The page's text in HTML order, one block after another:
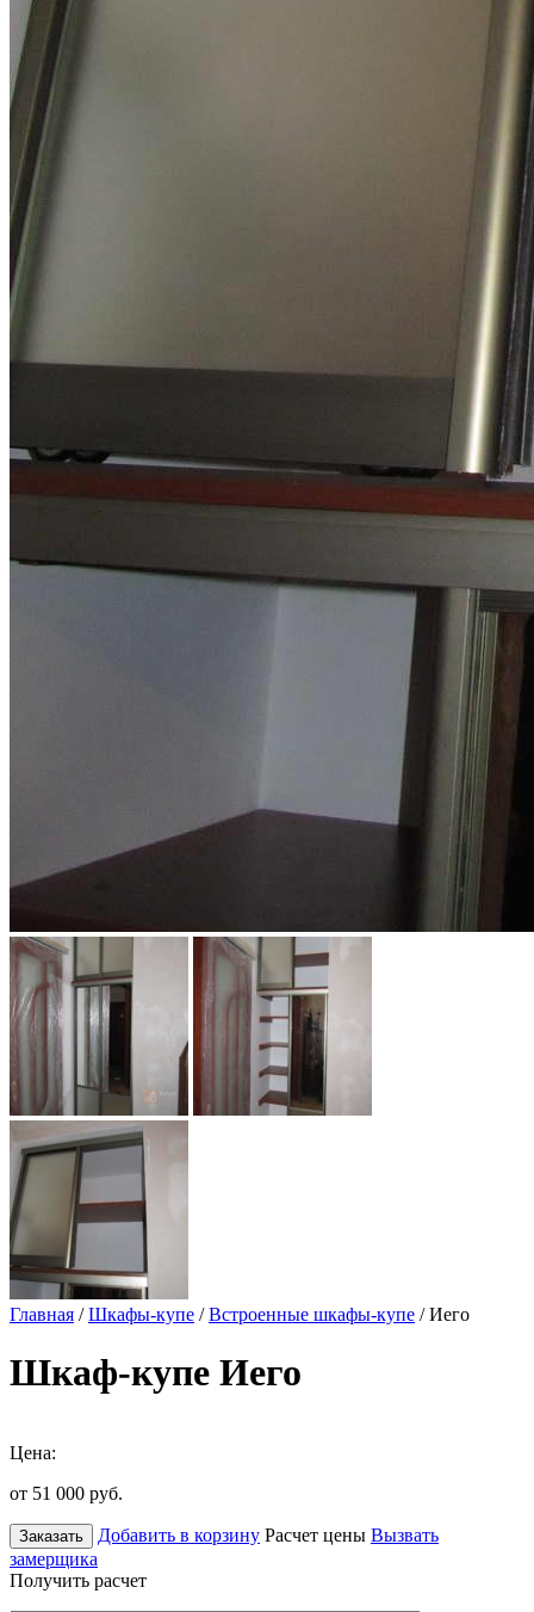
Главная /Шкафы-купе /Встроенные шкафы-купе / Иего
Шкаф-купе Иего
Цена:
от 51 000 руб.
Заказать Добавить в корзину Расчет цены Вызвать
замерщика
Получить расчет